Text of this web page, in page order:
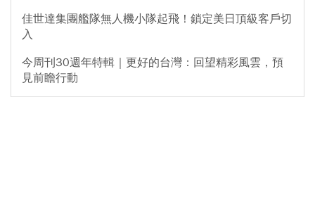
佳世達集團艦隊無人機小隊起飛！鎖定美日頂級客戶切
入
今周刊30週年特輯｜更好的台灣：回望精彩風雲，預
見前瞻行動